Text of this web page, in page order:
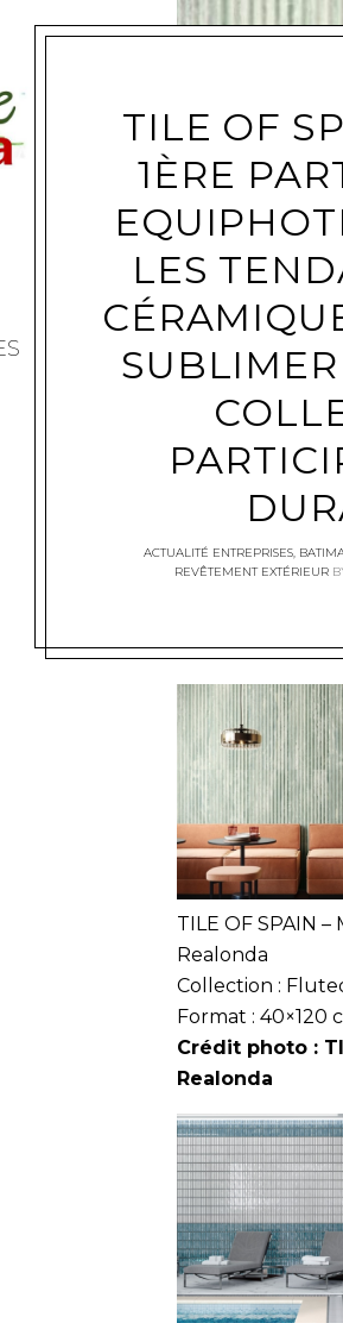
TILE OF
1ÈRE
LES
SUBLIMER
ACTUALITÉ ENTREPRISES,
REVÊTEMENT EXTÉRIEUR
TILE OF SPAIN –
Realonda
Collection :
Format : 40×120
Crédit photo :
Realonda